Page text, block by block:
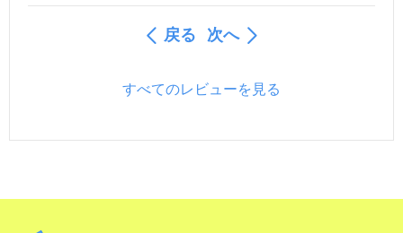
戻る 次へ
すべてのレビューを見る